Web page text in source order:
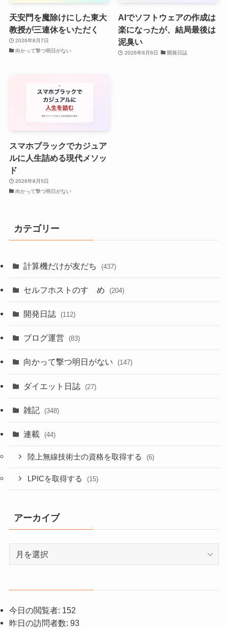
天安門を魔除けにした東大
教授が三連休をいただく
2026年8月7日
向かって撃つ明日がない
AIでソフトウェアの作成は
楽になったが、結局最後は
泥臭い
2026年8月6日 開発日誌
スマホブラックでカジュア
ルに人生詰める現代メソッ
ド
2026年8月5日
向かって撃つ明日がない
カテゴリー
計算機だけが友だち (437)
セルフホストのすゝめ (204)
開発日誌 (112)
ブログ運営 (83)
向かって撃つ明日がない (147)
ダイエット日誌 (27)
雑記 (348)
連載 (44)
陸上無線技術士の資格を取得する (6)
LPICを取得する (15)
アーカイブ
今日の閲覧者: 152
昨日の訪問者数: 93